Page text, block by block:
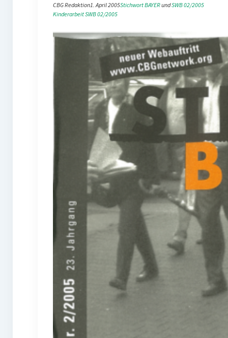
CBG Redaktion1. April 2005Stichwort BAYER und SWB 02/2005
KinderarbeitSWB 02/2005